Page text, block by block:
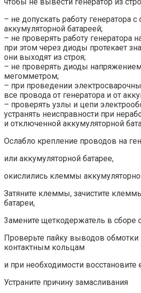
чтобы не вывести генератор из
– не допускать работу генератора
аккумуляторной батареей;
– не проверять работу генератора
при этом через диоды протекает
они выходят из строя;
– не проверять диоды
мегомметром;
– при проведении
все провода от генератора и от
– проверять узлы и цепи
устранять неисправности при
и отключенной аккумуляторной
Ослабло крепление проводов на
или аккумуляторной батарее,
окислились клеммы
Затяните клеммы, зачистите
батареи,
3амените щеткодержатель в сборе
Проверьте пайку выводов
контактным кольцам
и при необходимости восстановите
Устраните причину замасливания